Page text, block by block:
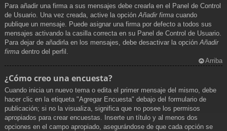
Para añadir una firma a sus mensajes debe crearla en el Panel de Control
de Usuario. Una vez creada, active la opción Añadir firma cuando
publique un mensaje. Puede asignar una firma por defecto a todos sus
mensajes activando la casilla correcta en su Panel de Control de Usuario.
Para dejar de añadirla en los mensajes, debe desactivar la opción Añadir
firma dentro del perfil.
Arriba
¿Cómo creo una encuesta?
Cuando inicia un nuevo tema o edita el primer mensaje del mismo, debe
hacer clic en la etiqueta "Agregar Encuesta" debajo del formulario de
publicación; si no la visualiza, significa que no posee los permisos
apropiados para crear encuestas. Inserte un título y al menos dos
opciones en el campo apropiado, asegurándose de que cada opción se